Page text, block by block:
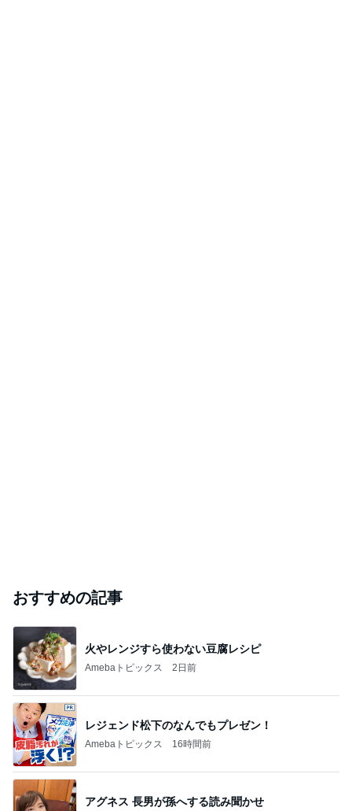
おすすめの記事
火やレンジすら使わない豆腐レシピ
Amebaトピックス 2日前
レジェンド松下のなんでもプレゼン！
Amebaトピックス 16時間前
アグネス 長男が孫へする読み聞かせ